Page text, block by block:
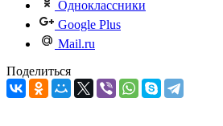
Одноклассники
Google Plus
Mail.ru
Поделиться